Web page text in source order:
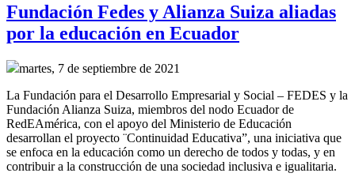
Fundación Fedes y Alianza Suiza aliadas
por la educación en Ecuador
martes, 7 de septiembre de 2021
La Fundación para el Desarrollo Empresarial y Social – FEDES y la
Fundación Alianza Suiza, miembros del nodo Ecuador de
RedEAmérica, con el apoyo del Ministerio de Educación
desarrollan el proyecto ¨Continuidad Educativa”, una iniciativa que
se enfoca en la educación como un derecho de todos y todas, y en
contribuir a la construcción de una sociedad inclusiva e igualitaria.